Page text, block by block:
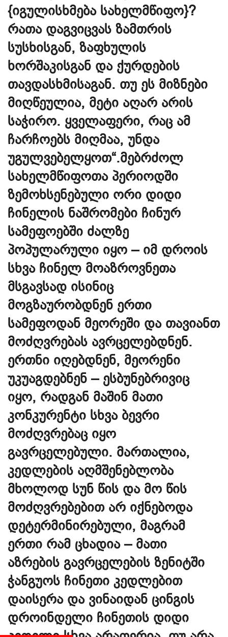
{იგულისხმება სახელმწიფო}?
რათა დაგვიცვას ზამთრის
სუსხისგან, ზაფხულის
ხორშაკისგან და ქურდების
თავდასხმისაგან. თუ ეს მიზნები
მიღწეულია, მეტი აღარ არის
საჭირო. ყველაფერი, რაც ამ
ჩარჩოებს მიღმაა, უნდა
უგულვებელყოთ“.მებრძოლ
სახელმწიფოთა პერიოდში
ზემოხსენებული ორი დიდი
ჩინელის ნაშრომები ჩინურ
სამეფოებში ძალზე
პოპულარული იყო – იმ დროის
სხვა ჩინელ მოაზროვნეთა
მსგავსად ისინიც
მოგზაურობდნენ ერთი
სამეფოდან მეორეში და თავიანთ
მოძღვრებას ავრცელებდნენ.
ერთნი იღებდნენ, მეორენი
უკუაგდებნენ – ესბუნებრივიც
იყო, რადგან მაშინ მათი
კონკურენტი სხვა ბევრი
მოძღვრებაც იყო
გავრცელებული. მართალია,
კედლების აღმშენებლობა
მხოლოდ სუნ წის და მო წის
მოძღვრებებით არ იქნებოდა
დეტერმინირებული, მაგრამ
ერთი რამ ცხადია – მათი
აზრების გავრცელების ზენიტში
ჭანგუოს ჩინეთი კედლებით
დაისერა და ვინაიდან ცინგის
დროინდელი ჩინეთის დიდი